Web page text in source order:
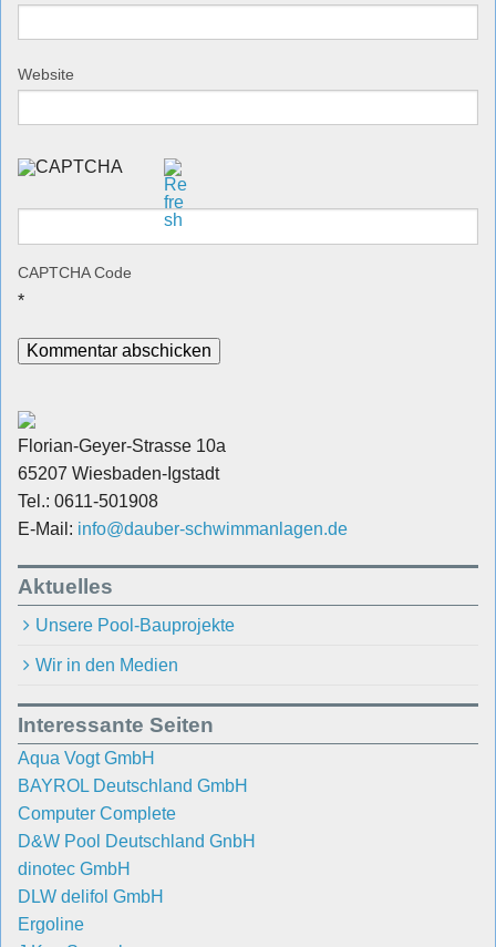
Website
CAPTCHA Code
*
Florian-Geyer-Strasse 10a
65207 Wiesbaden-Igstadt
Tel.: 0611-501908
E-Mail: info@dauber-schwimmanlagen.de
Aktuelles
Unsere Pool-Bauprojekte
Wir in den Medien
Interessante Seiten
Aqua Vogt GmbH
BAYROL Deutschland GmbH
Computer Complete
D&W Pool Deutschland GnbH
dinotec GmbH
DLW delifol GmbH
Ergoline